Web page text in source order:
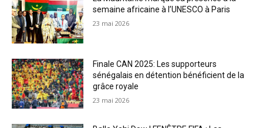
semaine africaine à l’UNESCO à Paris
23 mai 2026
Finale CAN 2025: Les supporteurs
sénégalais en détention bénéficient de la
grâce royale
23 mai 2026